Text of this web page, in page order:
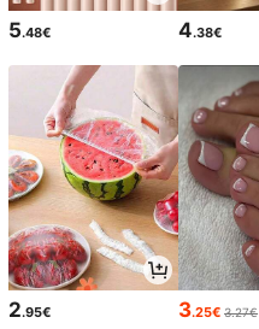
5.48€ 4.38€
2.95€ 3.25€ 3.27€